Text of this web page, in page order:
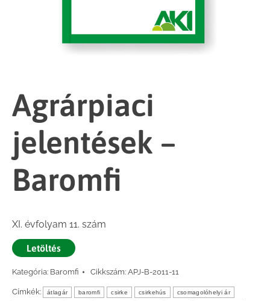
Agrárpiaci
jelentések –
Baromfi
XI. évfolyam 11. szám
Letöltés
Kategória: Baromfi Cikkszám: APJ-B-2011-11
Címkék: átlagár baromfi csirke csirkehús csomagolóhelyi ár